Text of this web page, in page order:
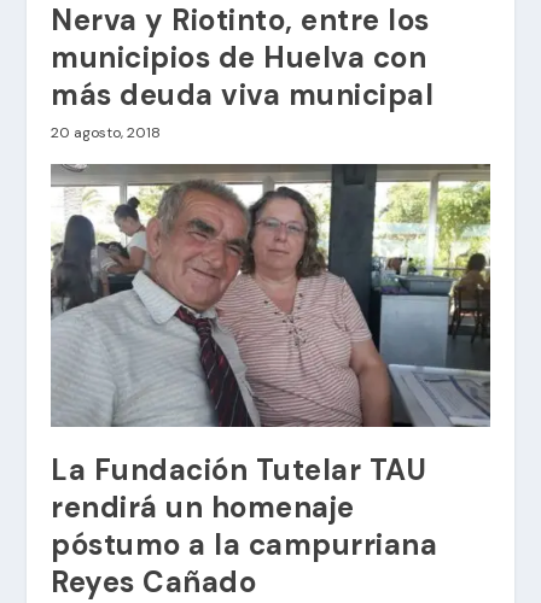
Nerva y Riotinto, entre los
municipios de Huelva con
más deuda viva municipal
20 agosto, 2018
La Fundación Tutelar TAU
rendirá un homenaje
póstumo a la campurriana
Reyes Cañado